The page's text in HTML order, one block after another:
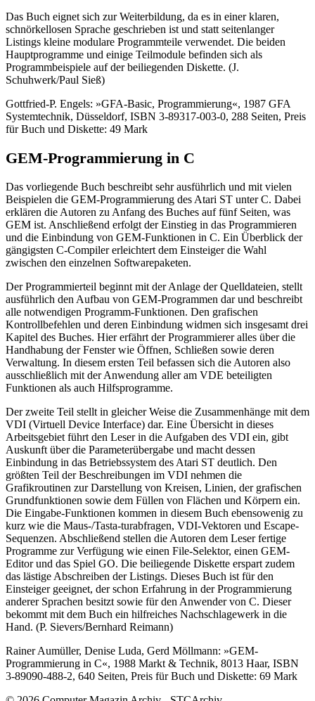
Das Buch eignet sich zur Weiterbildung, da es in einer klaren,
schnörkellosen Sprache geschrieben ist und statt seitenlanger
Listings kleine modulare Programmteile verwendet. Die beiden
Hauptprogramme und einige Teilmodule befinden sich als
Programmbeispiele auf der beiliegenden Diskette. (J.
Schuhwerk/Paul Sieß)
Gottfried-P. Engels: »GFA-Basic, Programmierung«, 1987 GFA
Systemtechnik, Düsseldorf, ISBN 3-89317-003-0, 288 Seiten, Preis
für Buch und Diskette: 49 Mark
GEM-Programmierung in C
Das vorliegende Buch beschreibt sehr ausführlich und mit vielen
Beispielen die GEM-Programmierung des Atari ST unter C. Dabei
erklären die Autoren zu Anfang des Buches auf fünf Seiten, was
GEM ist. Anschließend erfolgt der Einstieg in das Programmieren
und die Einbindung von GEM-Funktionen in C. Ein Überblick der
gängigsten C-Compiler erleichtert dem Einsteiger die Wahl
zwischen den einzelnen Softwarepaketen.
Der Programmierteil beginnt mit der Anlage der Quelldateien, stellt
ausführlich den Aufbau von GEM-Programmen dar und beschreibt
alle notwendigen Programm-Funktionen. Den grafischen
Kontrollbefehlen und deren Einbindung widmen sich insgesamt drei
Kapitel des Buches. Hier erfährt der Programmierer alles über die
Handhabung der Fenster wie Öffnen, Schließen sowie deren
Verwaltung. In diesem ersten Teil befassen sich die Autoren also
ausschließlich mit der Anwendung aller am VDE beteiligten
Funktionen als auch Hilfsprogramme.
Der zweite Teil stellt in gleicher Weise die Zusammenhänge mit dem
VDI (Virtuell Device Interface) dar. Eine Übersicht in dieses
Arbeitsgebiet führt den Leser in die Aufgaben des VDI ein, gibt
Auskunft über die Parameterübergabe und macht dessen
Einbindung in das Betriebssystem des Atari ST deutlich. Den
größten Teil der Beschreibungen im VDI nehmen die
Grafikroutinen zur Darstellung von Kreisen, Linien, der grafischen
Grundfunktionen sowie dem Füllen von Flächen und Körpern ein.
Die Eingabe-Funktionen kommen in diesem Buch ebensowenig zu
kurz wie die Maus-/Tasta-turabfragen, VDI-Vektoren und Escape-
Sequenzen. Abschließend stellen die Autoren dem Leser fertige
Programme zur Verfügung wie einen File-Selektor, einen GEM-
Editor und das Spiel GO. Die beiliegende Diskette erspart zudem
das lästige Abschreiben der Listings. Dieses Buch ist für den
Einsteiger geeignet, der schon Erfahrung in der Programmierung
anderer Sprachen besitzt sowie für den Anwender von C. Dieser
bekommt mit dem Buch ein hilfreiches Nachschlagewerk in die
Hand. (P. Sievers/Bernhard Reimann)
Rainer Aumüller, Denise Luda, Gerd Möllmann: »GEM-
Programmierung in C«, 1988 Markt & Technik, 8013 Haar, ISBN
3-89090-488-2, 640 Seiten, Preis für Buch und Diskette: 69 Mark